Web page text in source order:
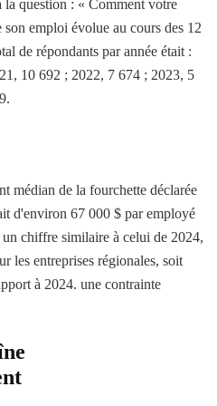
la question : « Comment votre
son emploi évolue au cours des 12
de répondants par année était :
10 692 ; 2022, 7 674 ; 2023, 5
médian de la fourchette déclarée
d'environ 67 000 $ par employé
chiffre similaire à celui de 2024,
les entreprises régionales, soit
à 2024. une contrainte